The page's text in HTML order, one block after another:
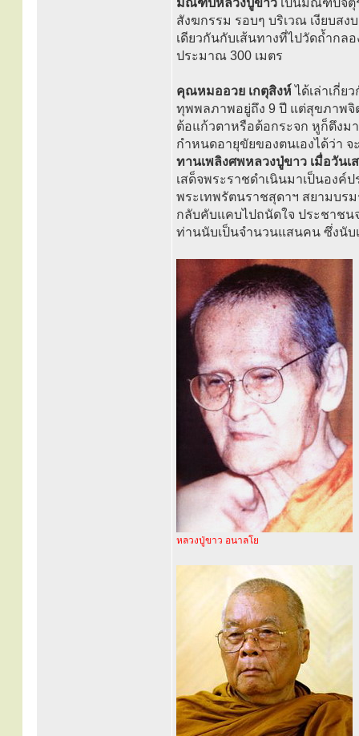
มณฑปหลวงปู่ขาว เป็นมณฑปจตุ
สังฆกรรม รอบๆ บริเวณ เงียบส
เดียวกันกับเส้นทางที่ไปวัดถ้ำกล
ประมาณ 300 เมตร
คุณหมออวย เกตุสิงห์ ได้เล่าเกี่ย
ทุพพลภาพอยู่ถึง 9 ปี แต่สุขภาพจิ
ต้อแก้วตาหรือต้อกระจก หูก็ตึงม
กำหนดอายุขัยของตนเองได้ว่า
ทานเพลิงศพหลวงปู่ขาว เมื่อวัน
เสด็จพระราชดำเนินมาเป็นองค์
พระเทพรัตนราชสุดาฯ สยามบร
กลับคับแคบไปถนัดใจ ประชาชน
ท่านนับเป็นจำนวนแสนคน ซึ่งนับ
หลวงปู่ขาว อนาลโย